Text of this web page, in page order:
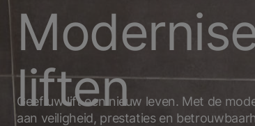
liften
Geef uw lift een nieuw leven. Met de
aan veiligheid, prestaties en